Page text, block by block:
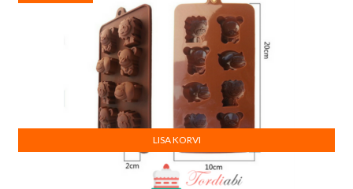
LISA KORVI